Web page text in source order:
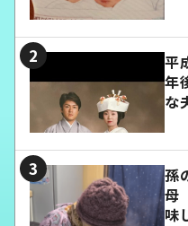
平
年
な
孫
母
味